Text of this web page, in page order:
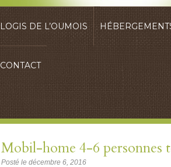
LOGIS DE L’OUMOIS
CONTACT
Mobil-home 4-6 personnes
Posté le décembre 6, 2016